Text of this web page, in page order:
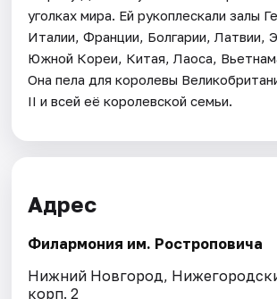
уголках мира. Ей рукоплескали залы
Италии, Франции, Болгарии, Латвии,
Южной Кореи, Китая, Лаоса,
Она пела для королевы
II и всей её королевской семьи.
Адрес
Филармония им. Ростроповича
Нижний Новгород,
корп. 2